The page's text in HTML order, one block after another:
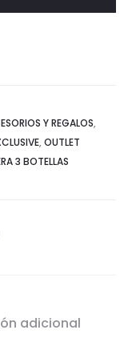
Y REGALOS,
, OUTLET
3 BOTELLAS
adicional